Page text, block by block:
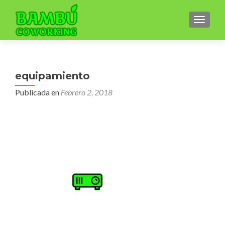
equipamiento
Publicada en Febrero 2, 2018